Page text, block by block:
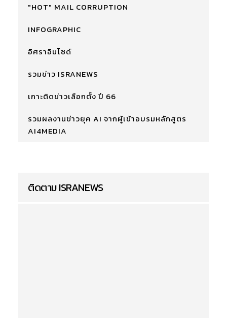
"HOT" MAIL CORRUPTION
INFOGRAPHIC
อิศราอินไซด์
รวมข่าว ISRANEWS
เกาะติดข่าวเลือกตั้ง ปี 66
รวมผลงานข่าวยุค AI จากผู้เข้าอบรมหลักสูตร
AI4MEDIA
ติดตาม ISRANEWS